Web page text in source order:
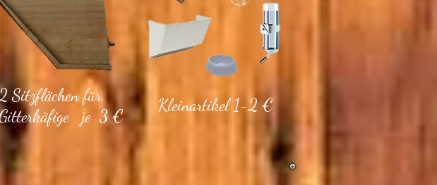
Sitzflächen für
je 3 €
Kleinartikel 1-2 €